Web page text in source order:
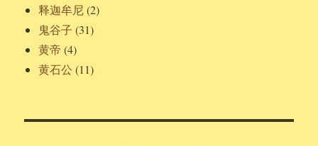
释迦牟尼(2)
鬼谷子 (31)
黄帝 (4)
黄石公 (11)